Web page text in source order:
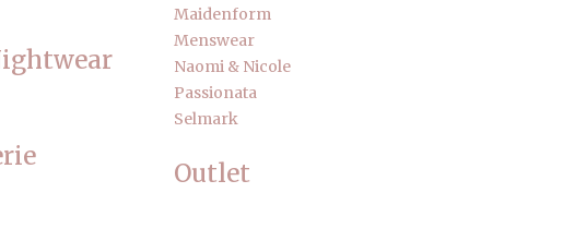
Maidenform
Menswear
Naomi & Nicole
Passionata
Selmark
Outlet